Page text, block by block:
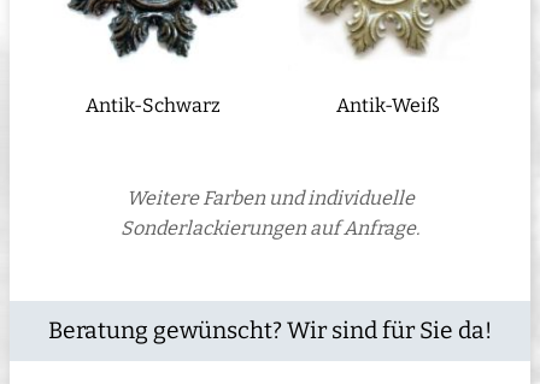
Antik-Schwarz Antik-Weiß
Weitere Farben und individuelle
Sonderlackierungen auf Anfrage.
Beratung gewünscht? Wir sind für Sie da!